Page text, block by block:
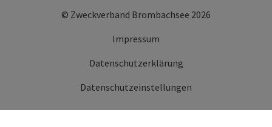
© Zweckverband Brombachsee 2026
Impressum
Datenschutzerklärung
Datenschutzeinstellungen